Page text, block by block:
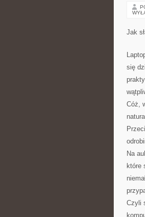
Jak
się
Cóż,
Na
które
Czyli